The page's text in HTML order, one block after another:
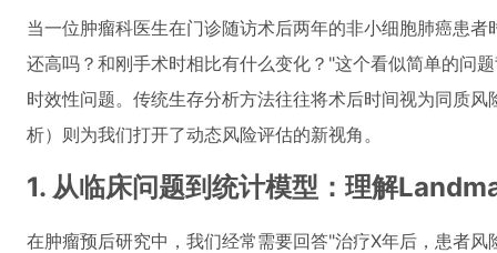
当一位肿瘤科医生在门诊随访术后两年的非小细胞肺癌患
还高吗？和刚手术时相比有什么变化？"这个看似简单的问
时效性问题。传统生存分析方法往往将术后时间视为同质
析）则为我们打开了动态风险评估的新视角。
1. 从临床问题到统计模型：理解
在肿瘤预后研究中，我们经常需要回答"治疗X年后，患者